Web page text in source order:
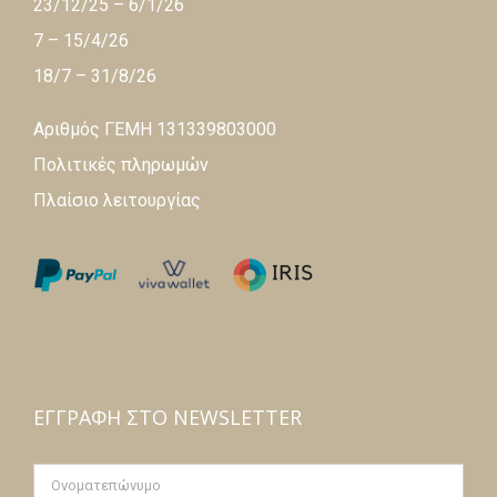
23/12/25 – 6/1/26
7 – 15/4/26
18/7 – 31/8/26
Αριθμός ΓΕΜΗ 131339803000
Πολιτικές πληρωμών
Πλαίσιο λειτουργίας
ΕΓΓΡΑΦΉ ΣΤΟ NEWSLETTER